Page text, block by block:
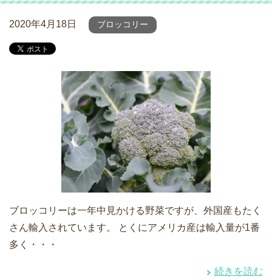
2020年4月18日 ブロッコリー
ブロッコリーは一年中見かける野菜ですが、外国産もたく
さん輸入されています。 とくにアメリカ産は輸入量が1番
多く・・・
続きを読む